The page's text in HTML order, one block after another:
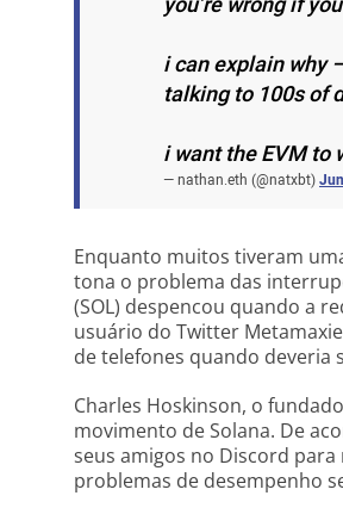
i can explain why
talking to 100s of
i want the EVM to
— nathan.eth (@natxbt)
Enquanto muitos tiveram
tona o problema das
(SOL) despencou quando a
usuário do Twitter Metamaxie
de telefones quando deveria
Charles Hoskinson, o
movimento de Solana. De
seus amigos no Discord
problemas de desempenho